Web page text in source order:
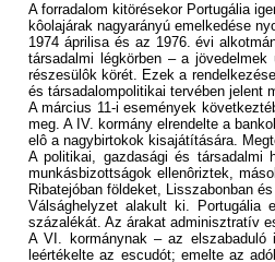
A forradalom kitörésekor Portugália
kôolajárak nagyarányú emelkedése
1974 áprilisa és az 1976. évi
társadalmi légkörben – a
részesülôk körét. Ezek a
és társadalompolitikai tervében jelent
A március 11-i események
meg. A IV. kormány elrendelte a
elô a nagybirtokok kisajátítására.
A politikai, gazdasági és társadalmi
munkásbizottságok ellenôriztek,
Ribatejóban földeket, Lisszabonban
Válsághelyzet alakult ki. Portugália
százalékát. Az árakat adminisztratív
A VI. kormánynak – az elszabaduló
leértékelte az escudót; emelte az